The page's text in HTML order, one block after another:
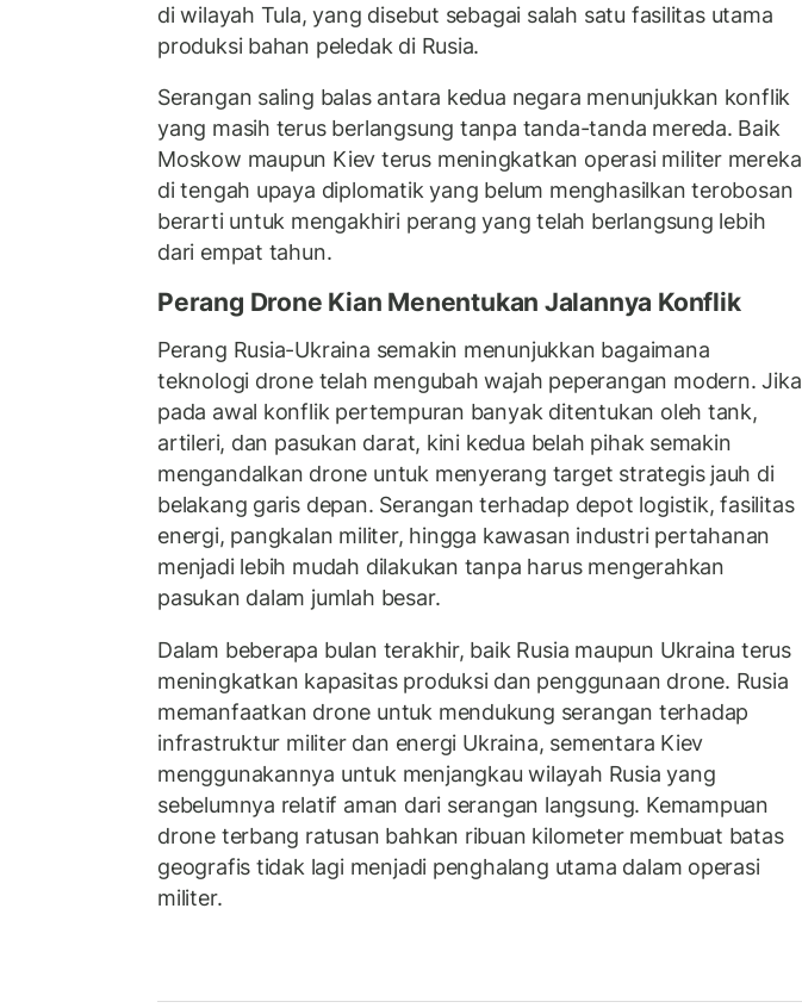
di wilayah Tula, yang disebut sebagai salah satu fasilitas utama
produksi bahan peledak di Rusia.
Serangan saling balas antara kedua negara menunjukkan konflik
yang masih terus berlangsung tanpa tanda-tanda mereda. Baik
Moskow maupun Kiev terus meningkatkan operasi militer mereka
di tengah upaya diplomatik yang belum menghasilkan terobosan
berarti untuk mengakhiri perang yang telah berlangsung lebih
dari empat tahun.
Perang Drone Kian Menentukan Jalannya Konflik
Perang Rusia-Ukraina semakin menunjukkan bagaimana
teknologi drone telah mengubah wajah peperangan modern. Jika
pada awal konflik pertempuran banyak ditentukan oleh tank,
artileri, dan pasukan darat, kini kedua belah pihak semakin
mengandalkan drone untuk menyerang target strategis jauh di
belakang garis depan. Serangan terhadap depot logistik, fasilitas
energi, pangkalan militer, hingga kawasan industri pertahanan
menjadi lebih mudah dilakukan tanpa harus mengerahkan
pasukan dalam jumlah besar.
Dalam beberapa bulan terakhir, baik Rusia maupun Ukraina terus
meningkatkan kapasitas produksi dan penggunaan drone. Rusia
memanfaatkan drone untuk mendukung serangan terhadap
infrastruktur militer dan energi Ukraina, sementara Kiev
menggunakannya untuk menjangkau wilayah Rusia yang
sebelumnya relatif aman dari serangan langsung. Kemampuan
drone terbang ratusan bahkan ribuan kilometer membuat batas
geografis tidak lagi menjadi penghalang utama dalam operasi
militer.